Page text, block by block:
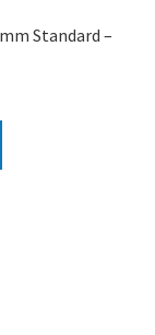
Standard –